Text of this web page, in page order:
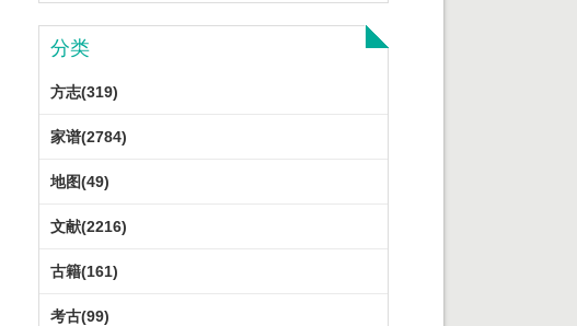
分类
方志(319)
家谱(2784)
地图(49)
文献(2216)
古籍(161)
考古(99)